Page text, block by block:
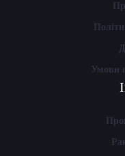
Умови